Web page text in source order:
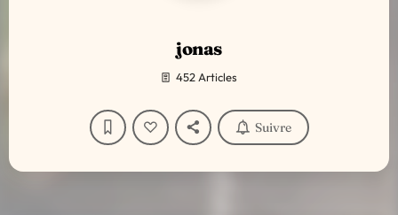
jonas
452 Articles
Suivre